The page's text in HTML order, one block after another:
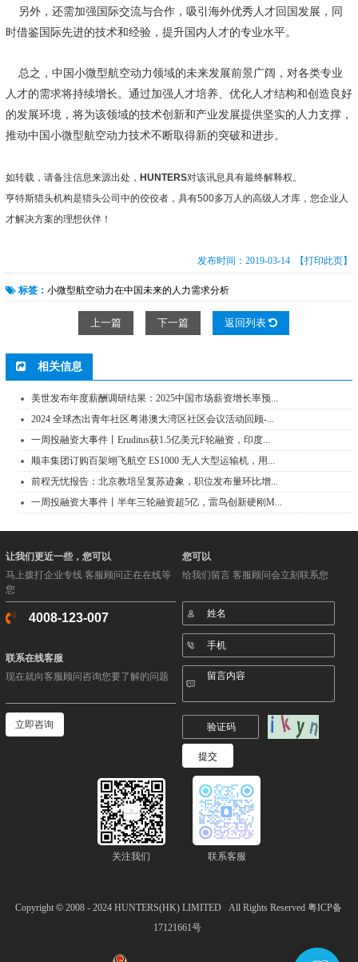
另外，还需加强国际交流与合作，吸引海外优秀人才回国发展，同
时借鉴国际先进的技术和经验，提升国内人才的专业水平。
总之，中国小微型航空动力领域的未来发展前景广阔，对各类专业
人才的需求将持续增长。通过加强人才培养、优化人才结构和创造良好
的发展环境，将为该领域的技术创新和产业发展提供坚实的人力支撑，
推动中国小微型航空动力技术不断取得新的突破和进步。
如转载，请备注信息来源出处， HUNTERS对该讯息具有最终解释权。
亨特斯猎头机构是猎头公司中的佼佼者，具有500多万人的高级人才库，您企业人
才解决方案的理想伙伴！
发布时间：2019-03-14 【打印此页】
标签： 小微型航空动力在中国未来的人力需求分析
上一篇 下一篇 返回列表
相关信息
美世发布年度薪酬调研结果：2025中国市场薪资增长率预...
2024 全球杰出青年社区粤港澳大湾区社区会议活动回顾-...
一周投融资大事件丨Eruditus获1.5亿美元F轮融资，印度...
顺丰集团订购百架翊飞航空 ES1000 无人大型运输机，用...
前程无忧报告：北京教培呈复苏迹象，职位发布量环比增...
一周投融资大事件丨半年三轮融资超5亿，雷鸟创新硬刚M...
让我们更近一些，您可以
马上拨打企业专线 客服顾问正在在线等
您
4008-123-007
联系在线客服
现在就向客服顾问咨询您要了解的问题
立即咨询
您可以
给我们留言 客服顾问会立刻联系您
关注我们 联系客服
Copyright© 2008 - 2024HUNTERS(HK) LIMITED All Rights Reserved粤ICP备
17121661号